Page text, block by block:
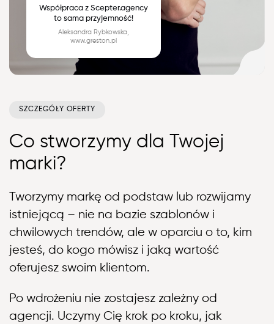
Współpraca z Scepter.agency
to sama przyjemność!
Aleksandra Rybkowska,
www.greston.pl
SZCZEGÓŁY OFERTY
Co stworzymy dla Twojej
marki?
Tworzymy markę od podstaw lub rozwijamy
istniejącą – nie na bazie szablonów i
chwilowych trendów, ale w oparciu o to, kim
jesteś, do kogo mówisz i jaką wartość
oferujesz swoim klientom.
Po wdrożeniu nie zostajesz zależny od
agencji. Uczymy Cię krok po kroku, jak